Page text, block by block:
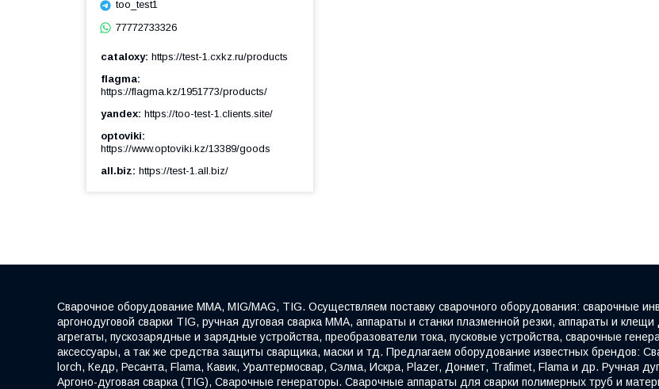
too_test1
77772733326
cataloxy https://test-1.cxkz.ru/products
flagma
https://flagma.kz/1951773/products/
yandex https://too-test-1.clients.site/
optoviki
https://www.optoviki.kz/13389/goods
all.biz https://test-1.all.biz/
Сварочное оборудование ММА, MIG/MAG, TIG. Осуществляем поставку сварочного оборудования: сварочные
аргонодуговой сварки TIG, ручная дуговая сварка ММА, аппараты и станки плазменной резки, аппараты и
агрегаты, пускозарядные и зарядные устройства, преобразователи тока, пусковые устройства, сварочные
аксессуары, а так же средства защиты сварщика, маски и тд. Предлагаем оборудование известных брендов:
lorch, Кедр, Ресанта, Flama, Кавик, Уралтермосвар, Сэлма, Искра, Plazer, Донмет, Trafimet, Flama и др. Ручная
Аргоно-дуговая сварка (TIG), Сварочные генераторы. Сварочные аппараты для сварки полимерных труб и